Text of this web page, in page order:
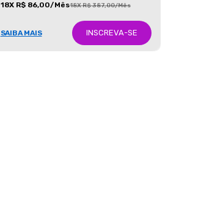
18X R$ 86,00/Mês18X R$ 387,00/Mês
SAIBA MAIS INSCREVA-SE